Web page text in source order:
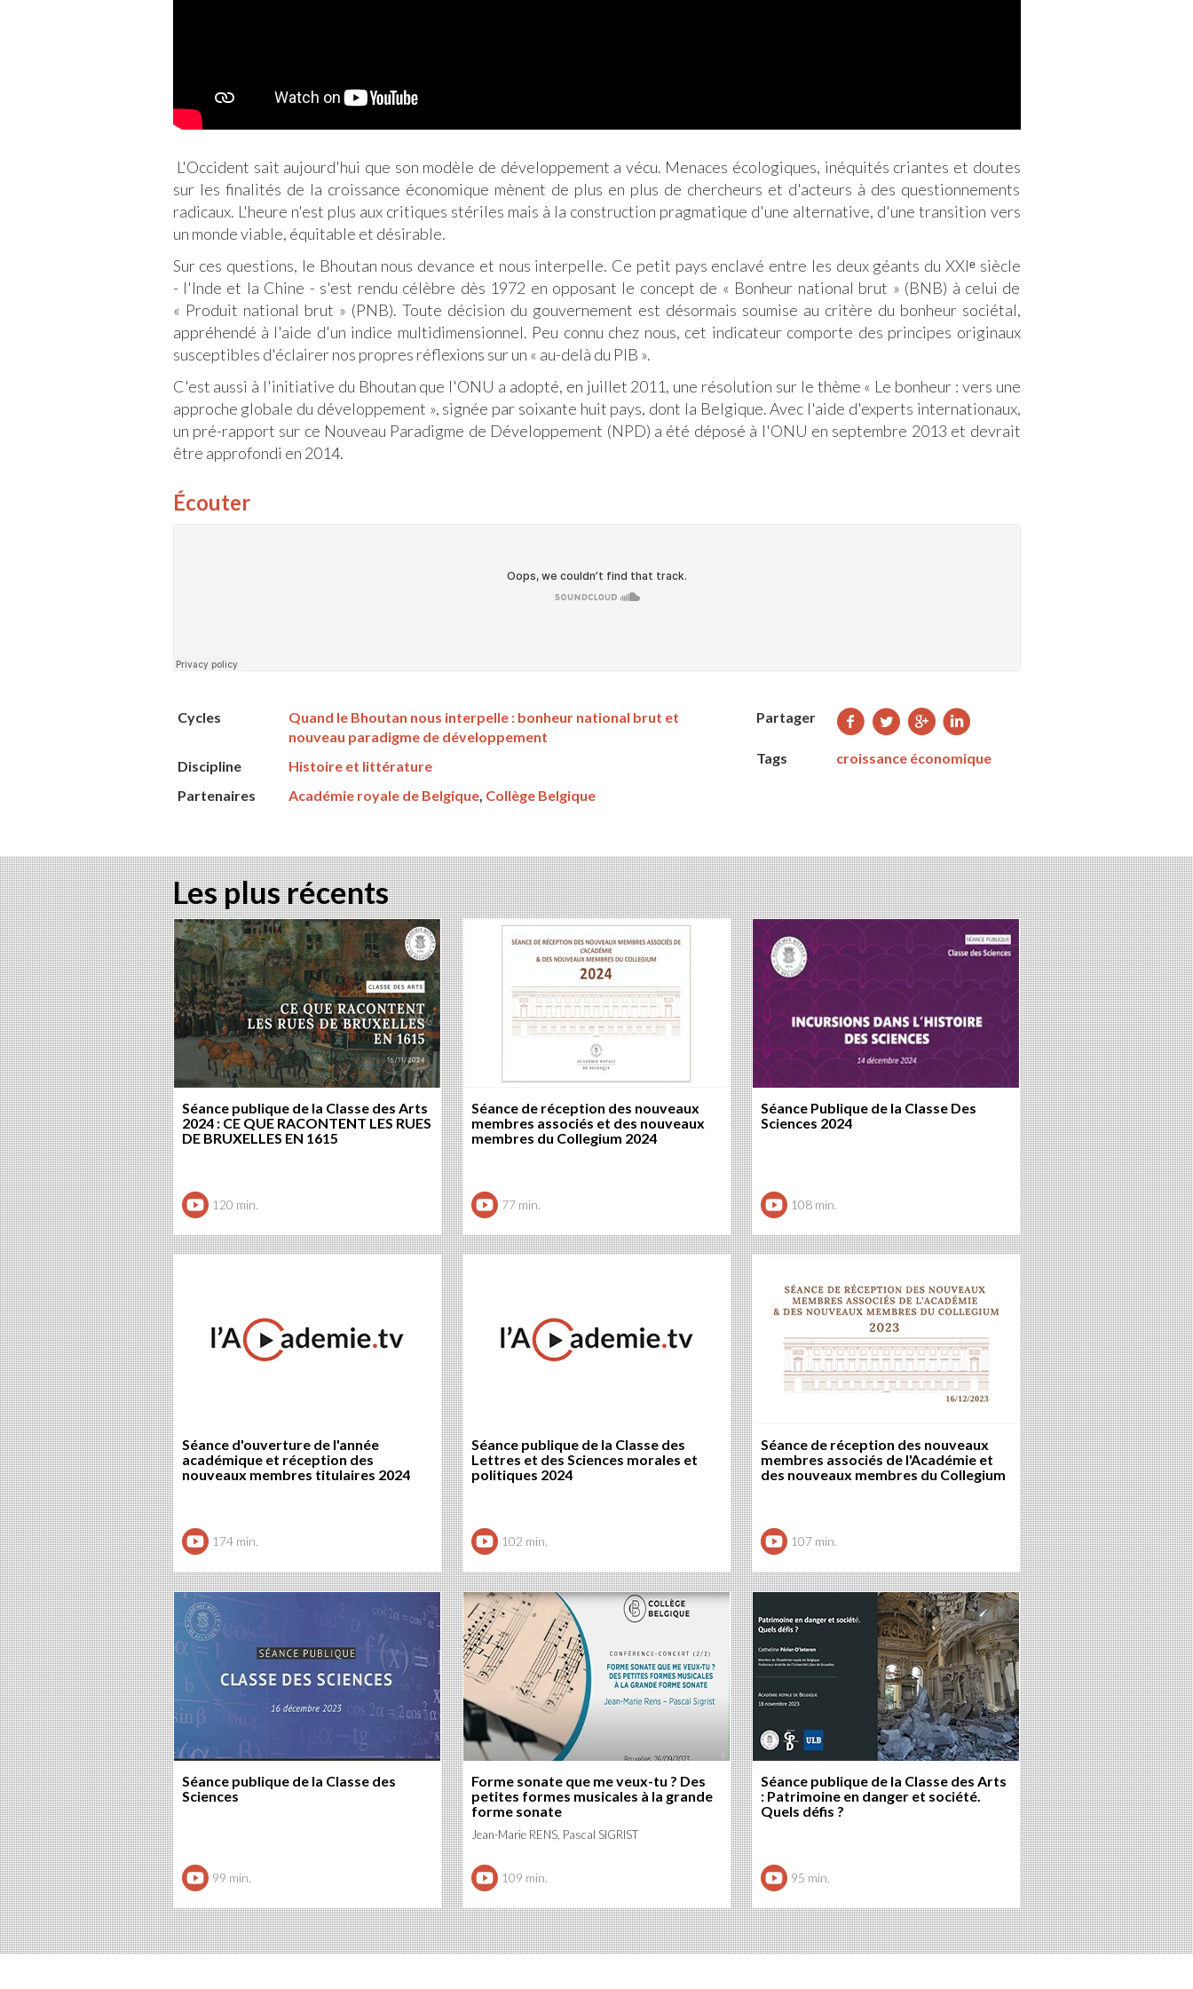
L'Occident sait aujourd'hui que son modèle de développement a vécu. Menaces écologiques, inéquités criantes et doutes
sur les finalités de la croissance économique mènent de plus en plus de chercheurs et d'acteurs à des questionnements
radicaux. L'heure n'est plus aux critiques stériles mais à la construction pragmatique d'une alternative, d'une transition vers
un monde viable, équitable et désirable.
Sur ces questions, le Bhoutan nous devance et nous interpelle. Ce petit pays enclavé entre les deux géants du XXIᵉ siècle
- l'Inde et la Chine - s'est rendu célèbre dès 1972 en opposant le concept de « Bonheur national brut » (BNB) à celui de
« Produit national brut » (PNB). Toute décision du gouvernement est désormais soumise au critère du bonheur sociétal,
appréhendé à l'aide d'un indice multidimensionnel. Peu connu chez nous, cet indicateur comporte des principes originaux
susceptibles d'éclairer nos propres réflexions sur un « au-delà du PIB ».
C'est aussi à l'initiative du Bhoutan que l'ONU a adopté, en juillet 2011, une résolution sur le thème « Le bonheur : vers une
approche globale du développement », signée par soixante huit pays, dont la Belgique. Avec l'aide d'experts internationaux,
un pré-rapport sur ce Nouveau Paradigme de Développement (NPD) a été déposé à l'ONU en septembre 2013 et devrait
être approfondi en 2014.
Écouter
Cycles
Quand le Bhoutan nous interpelle : bonheur national brut et
nouveau paradigme de développement
Discipline
Histoire et littérature
Partenaires
Académie royale de Belgique, Collège Belgique
Partager
Partager
sur
Partager
sur
Partager
sursur
Tags croissance économique
Les plus récents
Séance publique de la Classe des Arts
2024 : CE QUE RACONTENT LES RUES
DE BRUXELLES EN 1615
120 min.
Séance de réception des nouveaux
membres associés et des nouveaux
membres du Collegium 2024
77 min.
Séance Publique de la Classe Des
Sciences 2024
108 min.
Séance d'ouverture de l'année
académique et réception des
nouveaux membres titulaires 2024
174 min.
Séance publique de la Classe des
Lettres et des Sciences morales et
politiques 2024
102 min.
Séance de réception des nouveaux
membres associés de l'Académie et
des nouveaux membres du Collegium
107 min.
Séance publique de la Classe des
Sciences
99 min.
Forme sonate que me veux-tu ? Des
petites formes musicales à la grande
forme sonate
Jean-Marie RENS, Pascal SIGRIST
109 min.
Séance publique de la Classe des Arts
: Patrimoine en danger et société.
Quels défis ?
95 min.